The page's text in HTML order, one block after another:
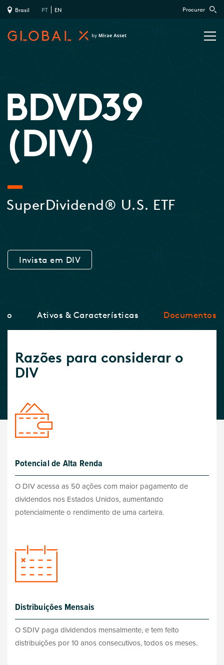
Brasil PT EN Procurar
BDVD39
(DIV)
SuperDividend® U.S. ETF
Invista em DIV
Ativos & Características Documentos
Razões para considerar o
DIV
Potencial de Alta Renda
O DIV acessa as 50 ações com maior pagamento de
dividendos nos Estados Unidos, aumentando
potencialmente o rendimento de uma carteira.
Distribuições Mensais
O SDIV paga dividendos mensalmente, e tem feito
distribuições por 10 anos consecutivos, todos os meses.